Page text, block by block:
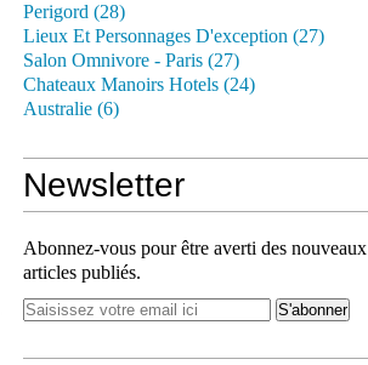
Perigord (28)
Lieux Et Personnages D'exception (27)
Salon Omnivore - Paris (27)
Chateaux Manoirs Hotels (24)
Australie (6)
Newsletter
Abonnez-vous pour être averti des nouveaux
articles publiés.